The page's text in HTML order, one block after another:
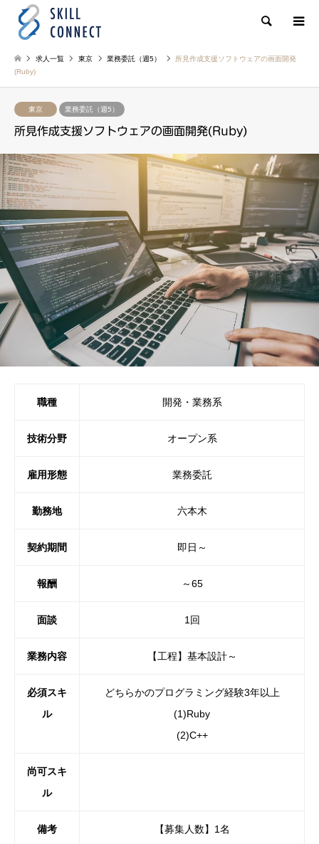
検索
求人一覧 東京 業務委託（週5）
所見作成支援ソフトウェアの画面開発
(Ruby)
東京 業務委託（週5）
所見作成支援ソフトウェアの画面開発(Ruby)
職種 開発・業務系
技術分野 オープン系
雇用形態 業務委託
勤務地 六本木
契約期間 即日～
報酬 ～65
面談 1回
業務内容 【工程】基本設計～
必須スキ
ル
どちらかのプログラミング経験3年以上
(1)Ruby
(2)C++
尚可スキ
ル
備考 【募集人数】1名